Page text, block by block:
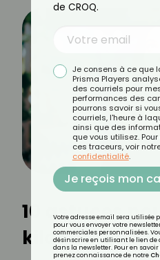
10 astuces
kilos
de CROQ.
Je consens à ce que
Prisma Players
des courriels pour
performances des
pourrons savoir si
courriels, l'heure à
ainsi que des
que vous utilisez.
ces traceurs, voir
confidentialité.
Je reçois mon
Votre adresse email sera utilisée
pour vous envoyer votre
commerciales personnalisées.
désinscrire en utilisant le lien de
dans la newsletter. Pour en savoir
prenez connaissance de notre